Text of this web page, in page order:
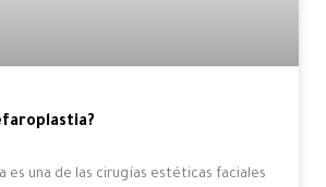
es una de las cirugías estéticas faciales